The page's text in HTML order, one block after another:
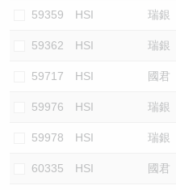
59359 HSI 瑞銀
59362 HSI 瑞銀
59717 HSI 國君
59976 HSI 瑞銀
59978 HSI 瑞銀
60335 HSI 國君